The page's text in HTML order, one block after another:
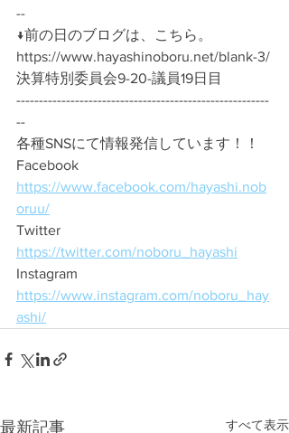
--
↓前の日のブログは、こちら。
https://www.hayashinoboru.net/blank-3/
決算特別委員会9-20-議員19日目
--------------------------------------------------------
--
各種SNSにて情報発信しています！！
Facebook
https://www.facebook.com/hayashi.nob
oruu/
Twitter
https://twitter.com/noboru_hayashi
Instagram
https://www.instagram.com/noboru_hay
ashi/
最新記事 すべて表示